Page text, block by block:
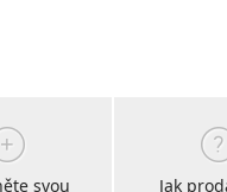
svou Jak